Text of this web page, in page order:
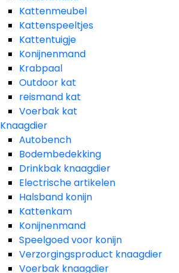
Kattenmeubel
Kattenspeeltjes
Kattentuigje
Konijnenmand
Krabpaal​
Outdoor kat
reismand kat​
Voerbak kat
Knaagdier
Autobench
Bodembedekking
Drinkbak knaagdier
Electrische artikelen
Halsband konijn
Kattenkam
Konijnenmand
Speelgoed voor konijn​
Verzorgingsproduct knaagdier
Voerbak knaagdier